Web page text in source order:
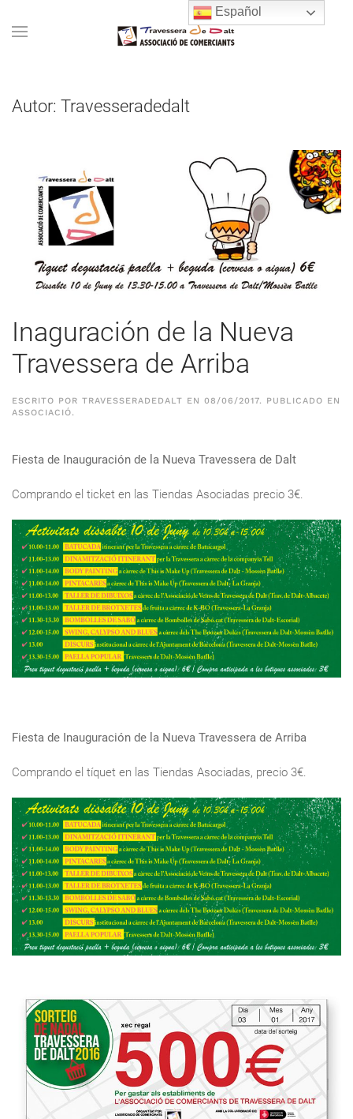
Autor: Travesseradedalt
Inaguración de la Nueva
Travessera de Arriba
ESCRITO POR TRAVESSERADEDALT EN 08/06/2017. PUBLICADO EN
ASSOCIACIÓ.
Fiesta de Inauguración de la Nueva Travessera de Dalt
Comprando el ticket en las Tiendas Asociadas precio 3€.
Fiesta de Inauguración de la Nueva Travessera de Arriba
Comprando el tíquet en las Tiendas Asociadas, precio 3€.
Español